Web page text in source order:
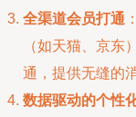
全渠道会员打通
（如天猫、京东
通，提供无缝的
数据驱动的个性